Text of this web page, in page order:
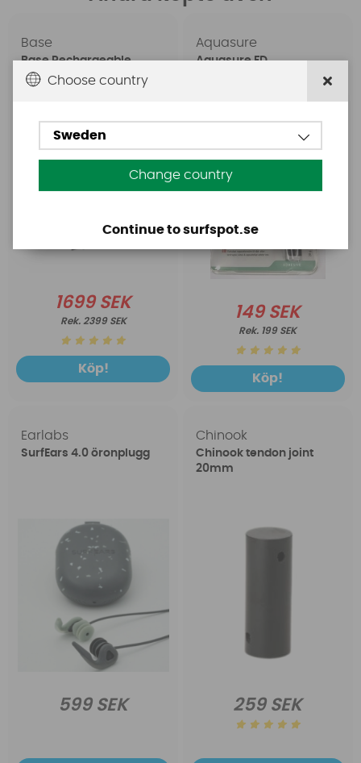
Base
Base Rechargeable
SUP Pump
1699 SEK
2399 SEK
Köp!
Aquasure
Aquasure FD
149 SEK
199 SEK
Köp!
Earlabs
SurfEars 4.0 öronplugg
599 SEK
Chinook
Chinook tendon joint
20mm
259 SEK
Choose country
Sweden
Change country
Continue to surfspot.se